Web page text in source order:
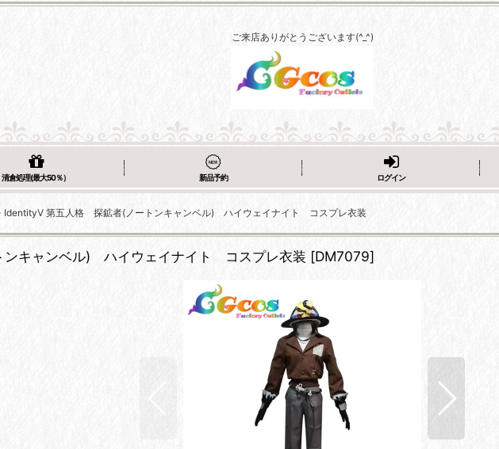
ご来店ありがとうございます(^_^)
清倉処理(最大50％） 新品予約 ログイン
IdentityV 第五人格 探鉱者(ノートンキャンベル) ハイウェイナイト コスプレ衣装
キャンベル) ハイウェイナイト コスプレ衣装 [DM7079]